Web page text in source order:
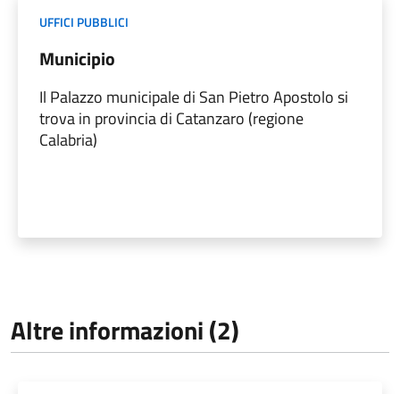
UFFICI PUBBLICI
Municipio
Il Palazzo municipale di San Pietro Apostolo si
trova in provincia di Catanzaro (regione
Calabria)
Altre informazioni (2)